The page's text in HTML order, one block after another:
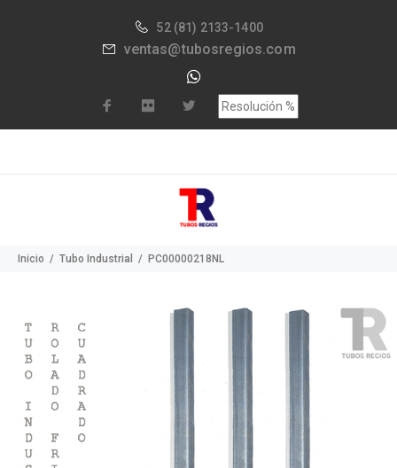
52 (81) 2133-1400
ventas@tubosregios.com
Inicio Tubo Industrial PC00000218NL